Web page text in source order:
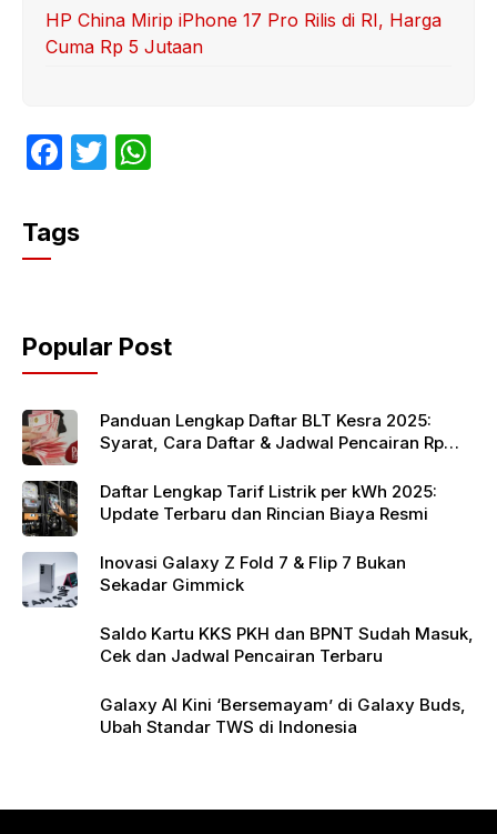
HP China Mirip iPhone 17 Pro Rilis di RI, Harga
Cuma Rp 5 Jutaan
F
c
e
o
o
k
T
p
p
Tags
Popular Post
Panduan Lengkap Daftar BLT Kesra 2025:
Syarat, Cara Daftar & Jadwal Pencairan Rp
Daftar Lengkap Tarif Listrik per kWh 2025:
Update Terbaru dan Rincian Biaya Resmi
Inovasi Galaxy Z Fold 7 & Flip 7 Bukan
Sekadar Gimmick
Saldo Kartu KKS PKH dan BPNT Sudah Masuk,
Cek dan Jadwal Pencairan Terbaru
Galaxy AI Kini ‘Bersemayam’ di Galaxy Buds,
Ubah Standar TWS di Indonesia